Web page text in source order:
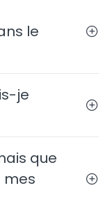
le
je
que
mes